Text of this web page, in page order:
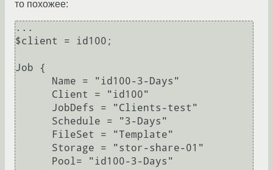
то похожее:
...
$client = id100;
Job {